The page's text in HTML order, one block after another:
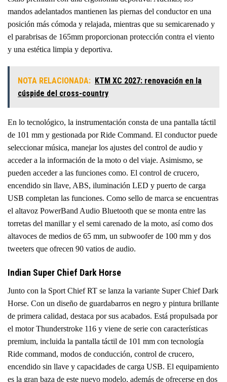
mandos adelantados mantienen las piernas del conductor en una
posición más cómoda y relajada, mientras que su semicarenado y
el parabrisas de 165mm proporcionan protección contra el viento
y una estética limpia y deportiva.
NOTA RELACIONADA: KTM XC 2027: renovación en la
cúspide del cross-country
En lo tecnológico, la instrumentación consta de una pantalla táctil
de 101 mm y gestionada por Ride Command. El conductor puede
seleccionar música, manejar los ajustes del control de audio y
acceder a la información de la moto o del viaje. Asimismo, se
pueden acceder a las funciones como. El control de crucero,
encendido sin llave, ABS, iluminación LED y puerto de carga
USB completan las funciones. Como sello de marca se encuentras
el altavoz PowerBand Audio Bluetooth que se monta entre las
torretas del manillar y el semi carenado de la moto, así como dos
altavoces de medios de 65 mm, un subwoofer de 100 mm y dos
tweeters que ofrecen 90 vatios de audio.
Indian Super Chief Dark Horse
Junto con la Sport Chief RT se lanza la variante Super Chief Dark
Horse. Con un diseño de guardabarros en negro y pintura brillante
de primera calidad, destaca por sus acabados. Está propulsada por
el motor Thunderstroke 116 y viene de serie con características
premium, incluida la pantalla táctil de 101 mm con tecnología
Ride command, modos de conducción, control de crucero,
encendido sin llave y capacidades de carga USB. El equipamiento
es la gran baza de este nuevo modelo, además de ofrecerse en dos